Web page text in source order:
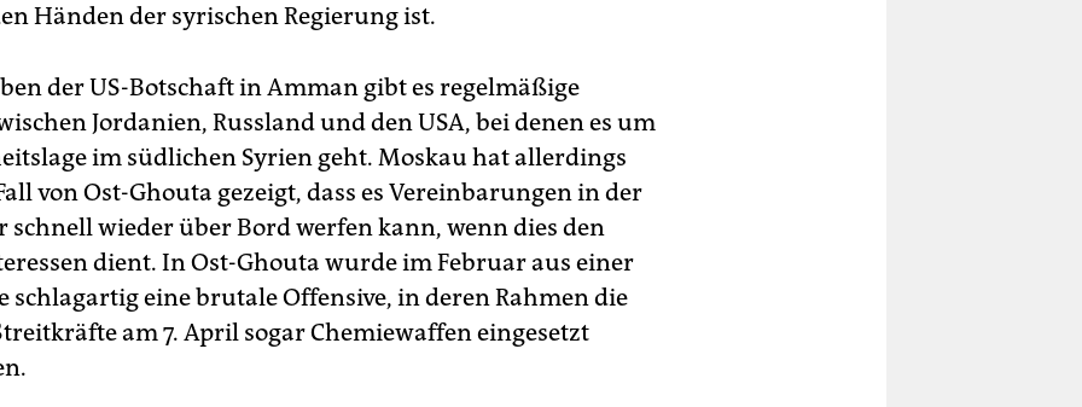
Händen der syrischen Regierung ist.
der US-Botschaft in Amman gibt es regelmäßige
Jordanien, Russland und den USA, bei denen es um
im südlichen Syrien geht. Moskau hat allerdings
von Ost-Ghouta gezeigt, dass es Vereinbarungen in der
schnell wieder über Bord werfen kann, wenn dies den
dient. In Ost-Ghouta wurde im Februar aus einer
schlagartig eine brutale Offensive, in deren Rahmen die
am 7. April sogar Chemiewaffen eingesetzt